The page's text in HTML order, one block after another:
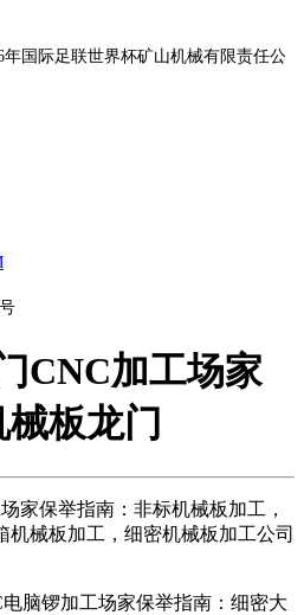
国际足联世界杯矿山机械有限责任公
CNC加工场家
板龙门
保举指南：非标机械板加工，
机械板加工，细密机械板加工公司
脑锣加工场家保举指南：细密大